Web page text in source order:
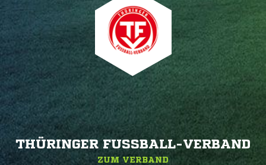
THÜRINGER FUSSBALL-VERBAND
ZUM VERBAND